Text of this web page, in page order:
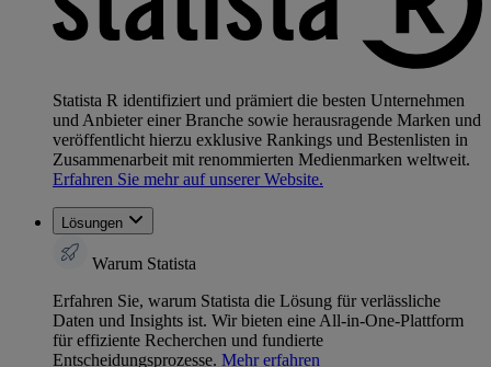
Statista R identifiziert und prämiert die besten Unternehmen
und Anbieter einer Branche sowie herausragende Marken und
veröffentlicht hierzu exklusive Rankings und Bestenlisten in
Zusammenarbeit mit renommierten Medienmarken weltweit.
Erfahren Sie mehr auf unserer Website.
Lösungen
Warum Statista
Erfahren Sie, warum Statista die Lösung für verlässliche
Daten und Insights ist. Wir bieten eine All-in-One-Plattform
für effiziente Recherchen und fundierte
Entscheidungsprozesse. Mehr erfahren